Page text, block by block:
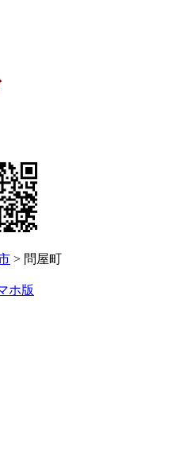
> 問屋町
ホ版